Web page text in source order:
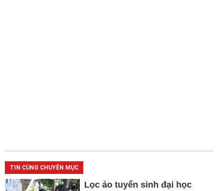
TIN CÙNG CHUYÊN MỤC
Lọc ảo tuyển sinh đại học